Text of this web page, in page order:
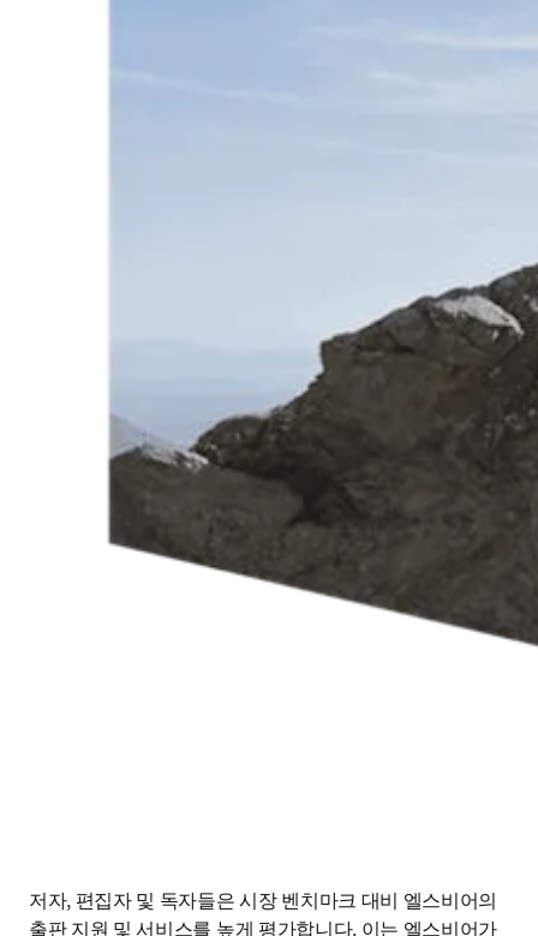
저자, 편집자 및 독자들은 시장 벤치마크 대비 엘스비어의
출판 지원 및 서비스를 높게 평가합니다. 이는 엘스비어가